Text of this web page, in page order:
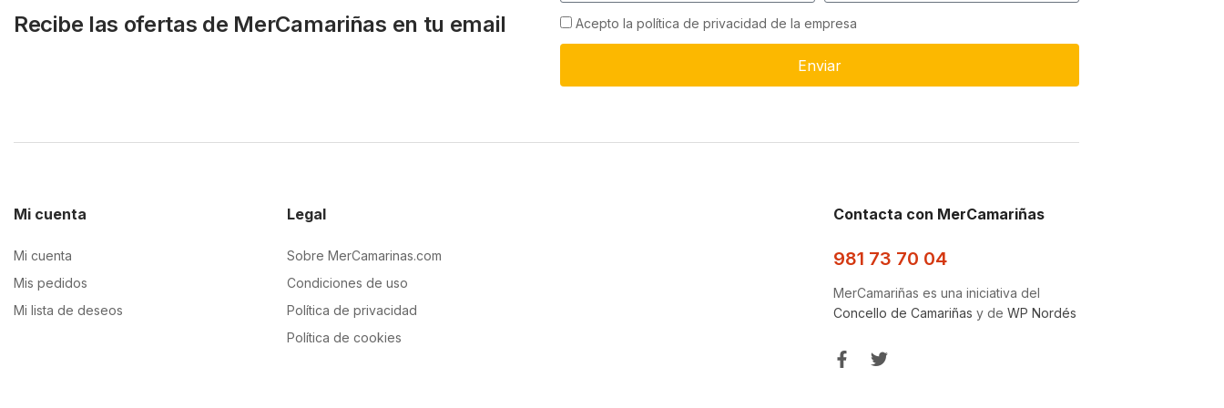
Recibe las ofertas de MerCamariñas en tu email Acepto la política de privacidad de la empresa
Enviar
Mi cuenta
Mi cuenta
Mis pedidos
Mi lista de deseos
Legal
Sobre MerCamarinas.com
Condiciones de uso
Política de privacidad
Política de cookies
Contacta con MerCamariñas
981 73 70 04
MerCamariñas es una iniciativa del
Concello de Camariñas y de WP Nordés